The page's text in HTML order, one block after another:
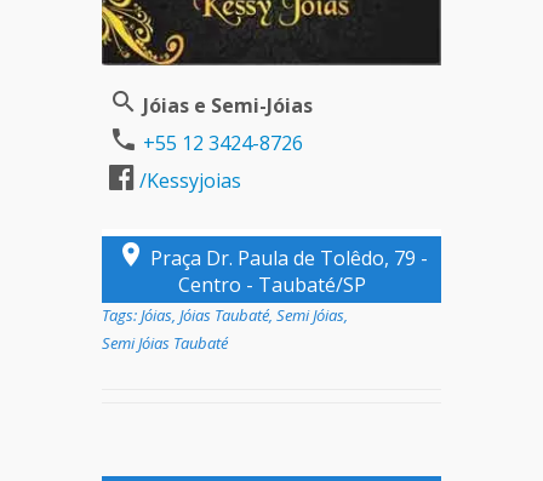
Jóias e Semi-Jóias
+55 12 3424-8726
/Kessyjoias
Praça Dr. Paula de Tolêdo, 79 -
Centro - Taubaté/SP
Tags:Jóias, Jóias Taubaté, Semi Jóias,
Semi Jóias Taubaté